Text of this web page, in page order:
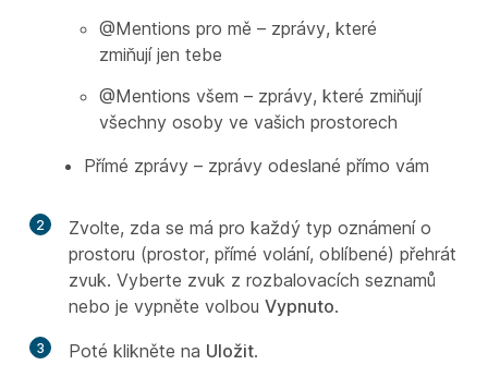
@Mentions pro mě – zprávy, které
zmiňují jen tebe
@Mentions všem – zprávy, které zmiňují
všechny osoby ve vašich prostorech
Přímé zprávy – zprávy odeslané přímo vám
2
Zvolte, zda se má pro každý typ oznámení o
prostoru (prostor, přímé volání, oblíbené) přehrát
zvuk. Vyberte zvuk z rozbalovacích seznamů
nebo je vypněte volbou Vypnuto.
3 Poté klikněte na Uložit.